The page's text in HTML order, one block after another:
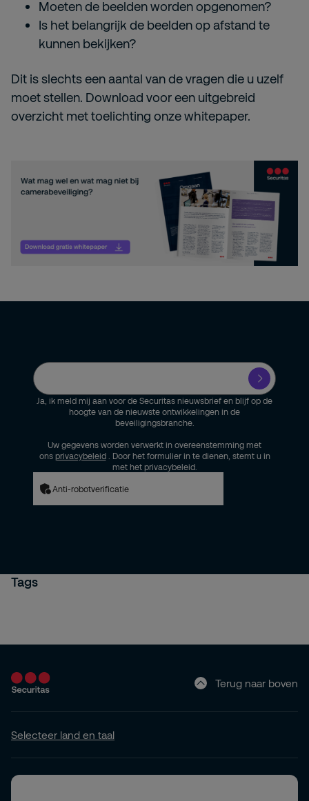
Moeten de beelden worden opgenomen?
Is het belangrijk de beelden op afstand te
kunnen bekijken?
Dit is slechts een aantal van de vragen die u uzelf
moet stellen. Download voor een uitgebreid
overzicht met toelichting onze whitepaper.
Ja, ik meld mij aan voor de Securitas nieuwsbrief en blijf op de
hoogte van de nieuwste ontwikkelingen in de
beveiligingsbranche.
Uw gegevens worden verwerkt in overeenstemming met
ons privacybeleid
. Door het formulier in te dienen, stemt u in
met het privacybeleid.
Anti-robotverificatie
Tags
Terug naar boven
Selecteer land en taal